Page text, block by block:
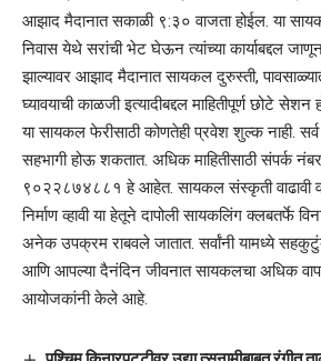
आझाद मैदानात सकाळी ९:३० वाजता होईल. या
निवास येथे सरांची भेट घेऊन त्यांच्या कार्याबद्दल
झाल्यावर आझाद मैदानात सायकल दुरुस्ती,
घ्यावयाची काळजी इत्यादीबद्दल माहितीपूर्ण छोटे सेशन
या सायकल फेरीसाठी कोणतेही प्रवेश शुल्क नाही.
सहभागी होऊ शकतात. अधिक माहितीसाठी संपर्क
९०२२८७४८८१ हे आहेत. सायकल संस्कृती वाढावी
निर्माण व्हावी या हेतूने दापोली सायकलिंग क्लबतर्फे
अनेक उपक्रम राबवले जातात. सर्वांनी यामध्ये
आणि आपल्या दैनंदिन जीवनात सायकलचा अधिक
आयोजकांनी केले आहे.